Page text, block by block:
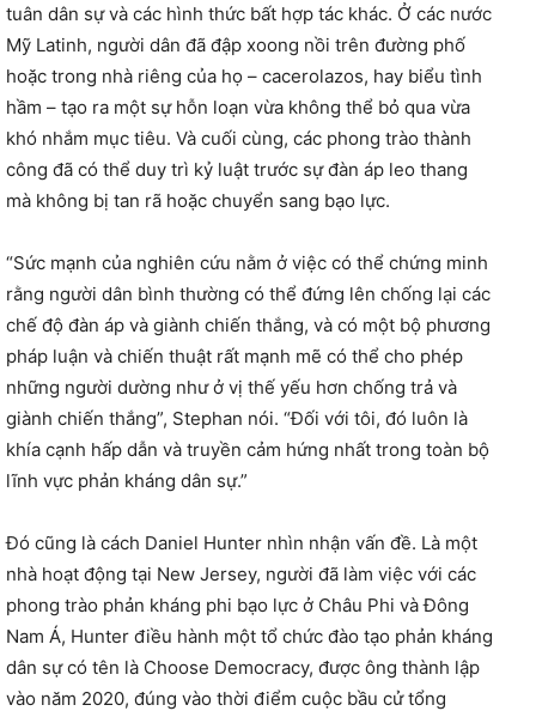
tuân dân sự và các hình thức bất hợp tác khác. Ở các nước
Mỹ Latinh, người dân đã đập xoong nồi trên đường phố
hoặc trong nhà riêng của họ – cacerolazos, hay biểu tình
hầm – tạo ra một sự hỗn loạn vừa không thể bỏ qua vừa
khó nhắm mục tiêu. Và cuối cùng, các phong trào thành
công đã có thể duy trì kỷ luật trước sự đàn áp leo thang
mà không bị tan rã hoặc chuyển sang bạo lực.
“Sức mạnh của nghiên cứu nằm ở việc có thể chứng minh
rằng người dân bình thường có thể đứng lên chống lại các
chế độ đàn áp và giành chiến thắng, và có một bộ phương
pháp luận và chiến thuật rất mạnh mẽ có thể cho phép
những người dường như ở vị thế yếu hơn chống trả và
giành chiến thắng”, Stephan nói. “Đối với tôi, đó luôn là
khía cạnh hấp dẫn và truyền cảm hứng nhất trong toàn bộ
lĩnh vực phản kháng dân sự.”
Đó cũng là cách Daniel Hunter nhìn nhận vấn đề. Là một
nhà hoạt động tại New Jersey, người đã làm việc với các
phong trào phản kháng phi bạo lực ở Châu Phi và Đông
Nam Á, Hunter điều hành một tổ chức đào tạo phản kháng
dân sự có tên là Choose Democracy, được ông thành lập
vào năm 2020, đúng vào thời điểm cuộc bầu cử tổng